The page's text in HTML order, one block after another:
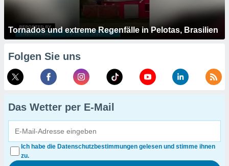
Tornados und extreme Regenfälle in Pelotas, Brasilien
Folgen Sie uns
Das Wetter per E-Mail
Ich habe die Datenschutzbestimmungen gelesen und stimme ihnen
zu.